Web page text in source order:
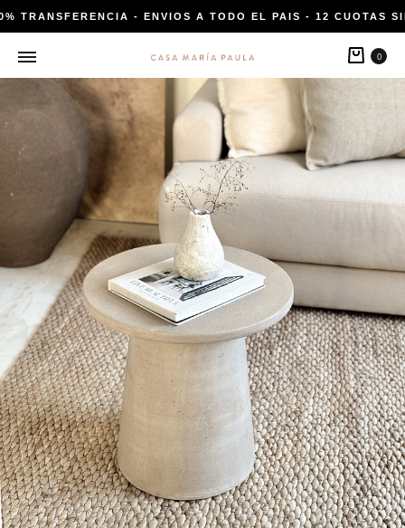
0
TRANSFERENCIA - ENVIOS A TODO EL PAIS - 12 CUOTAS